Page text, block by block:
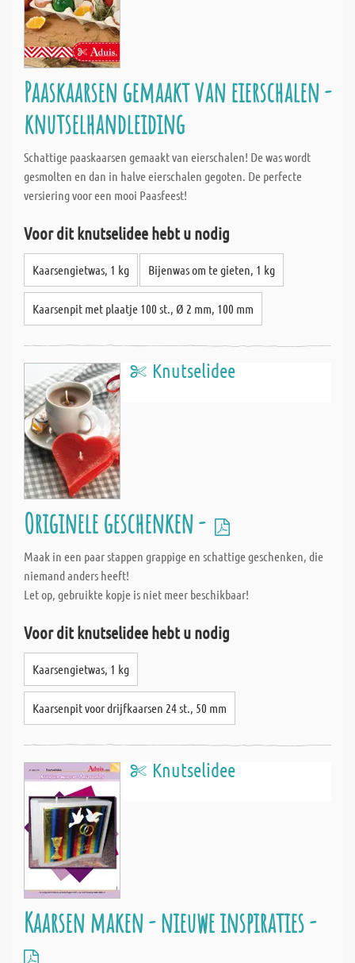
Paaskaarsen gemaakt van eierschalen -
knutselhandleiding
Schattige paaskaarsen gemaakt van eierschalen! De was wordt
gesmolten en dan in halve eierschalen gegoten. De perfecte
versiering voor een mooi Paasfeest!
Voor dit knutselidee hebt u nodig
Kaarsengietwas, 1 kg Bijenwas om te gieten, 1 kg
Kaarsenpit met plaatje 100 st., Ø 2 mm, 100 mm
Knutselidee
Originele geschenken -
Maak in een paar stappen grappige en schattige geschenken, die
niemand anders heeft!
Let op, gebruikte kopje is niet meer beschikbaar!
Voor dit knutselidee hebt u nodig
Kaarsengietwas, 1 kg
Kaarsenpit voor drijfkaarsen 24 st., 50 mm
Knutselidee
Kaarsen maken - nieuwe inspiraties -